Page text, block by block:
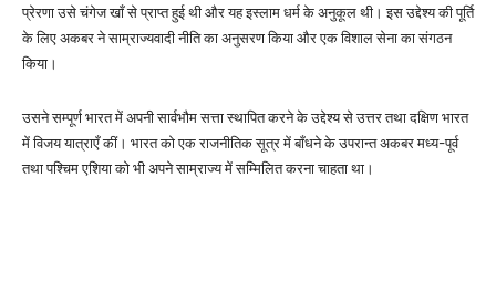
प्रेरणा उसे चंगेज खाँ से प्राप्त हुई थी और यह इस्लाम धर्म के अनुकूल थी। इस उद्देश्य की पूर्ति
के लिए अकबर ने साम्राज्यवादी नीति का अनुसरण किया और एक विशाल सेना का संगठन
किया।
उसने सम्पूर्ण भारत में अपनी सार्वभौम सत्ता स्थापित करने के उद्देश्य से उत्तर तथा दक्षिण भारत
में विजय यात्राएँ कीं। भारत को एक राजनीतिक सूत्र में बाँधने के उपरान्त अकबर मध्य-पूर्व
तथा पश्चिम एशिया को भी अपने साम्राज्य में सम्मिलित करना चाहता था।